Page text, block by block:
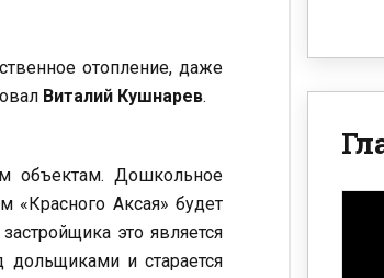
отопление, даже
Виталий Кушнарев.
объектам. Дошкольное
«Красного Аксая» будет
это является
дольщиками и старается